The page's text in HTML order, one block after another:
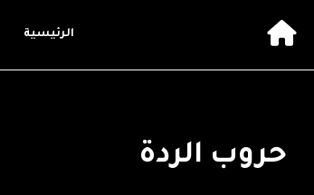
الرئيسية
حروب الردة